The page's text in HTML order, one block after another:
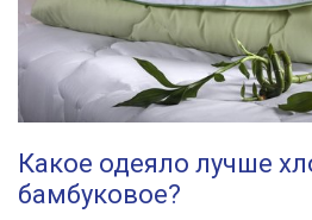
Какое одеяло лучше
бамбуковое?